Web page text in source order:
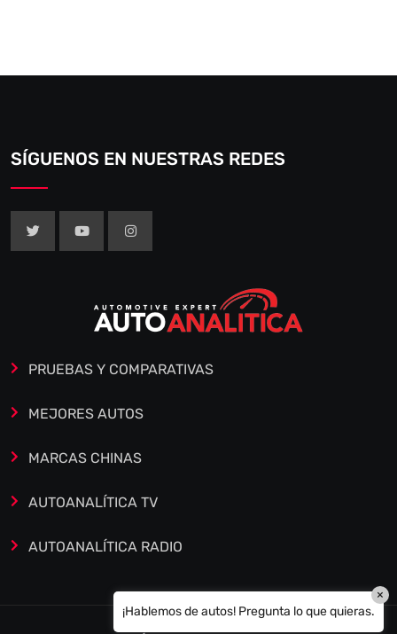
SÍGUENOS EN NUESTRAS REDES
PRUEBAS Y COMPARATIVAS
MEJORES AUTOS
MARCAS CHINAS
AUTOANALÍTICA TV
AUTOANALÍTICA RADIO
¡Hablemos de autos! Pregunta lo que quieras.
×